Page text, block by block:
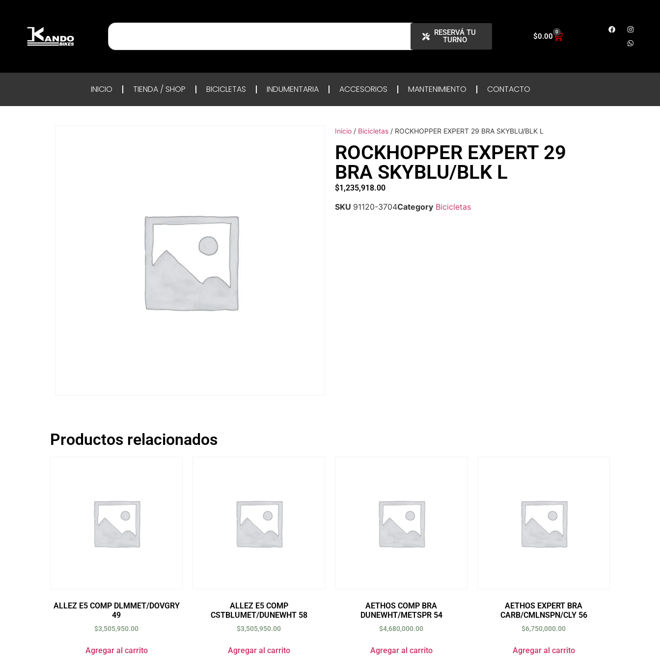
RESERVÁ TU
TURNO
$0.00 0
INICIO TIENDA / SHOP BICICLETAS INDUMENTARIA ACCESORIOS MANTENIMIENTO CONTACTO
Inicio / Bicicletas / ROCKHOPPER EXPERT 29 BRA SKYBLU/BLK L
ROCKHOPPER EXPERT 29
BRA SKYBLU/BLK L
$1,235,918.00
SKU 91120-3704Category Bicicletas
Productos relacionados
ALLEZ E5 COMP DLMMET/DOVGRY
49
$3,505,950.00
Agregar al carrito
ALLEZ E5 COMP
CSTBLUMET/DUNEWHT 58
$3,505,950.00
Agregar al carrito
AETHOS COMP BRA
DUNEWHT/METSPR 54
$4,680,000.00
Agregar al carrito
AETHOS EXPERT BRA
CARB/CMLNSPN/CLY 56
$6,750,000.00
Agregar al carrito